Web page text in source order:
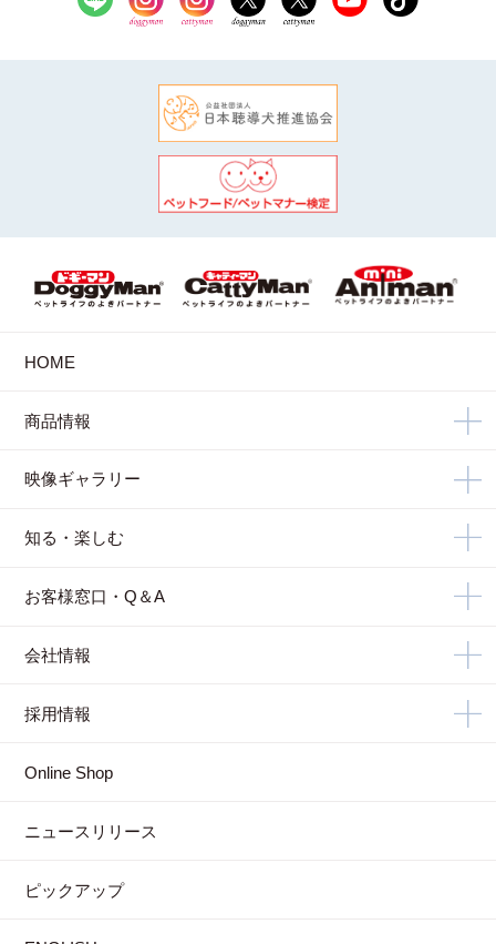
HOME
商品情報
映像ギャラリー
知る・楽しむ
お客様窓口・Q＆A
会社情報
採用情報
Online Shop
ニュースリリース
ピックアップ